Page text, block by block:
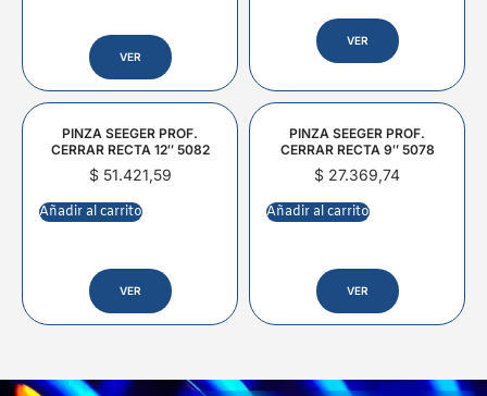
VER
VER
PINZA SEEGER PROF.
CERRAR RECTA 12″ 5082
$51.421,59
Añadir al carrito
VER
PINZA SEEGER PROF.
CERRAR RECTA 9″ 5078
$ 27.369,74
Añadir al carrito
VER